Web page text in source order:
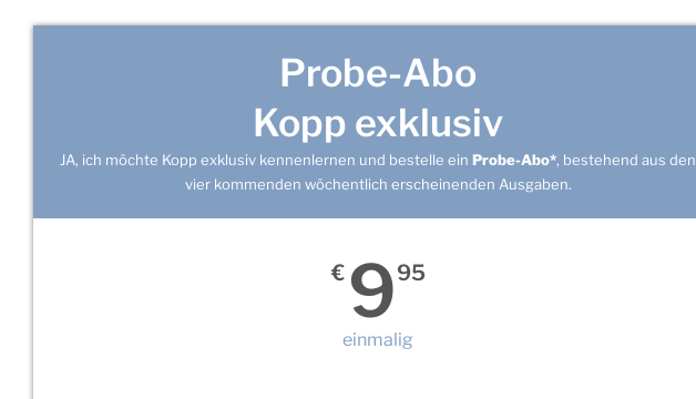
Probe-Abo
Kopp exklusiv
JA, ich möchte Kopp exklusiv kennenlernen und bestelle ein Probe-Abo*, bestehend aus den
vier kommenden wöchentlich erscheinenden Ausgaben.
€ 995
einmalig